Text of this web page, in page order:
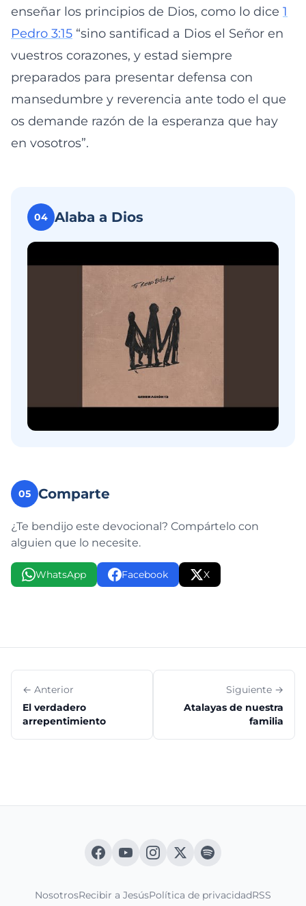
enseñar los principios de Dios, como lo dice 1
Pedro 3:15 “sino santificad a Dios el Señor en
vuestros corazones, y estad siempre
preparados para presentar defensa con
mansedumbre y reverencia ante todo el que
os demande razón de la esperanza que hay
en vosotros”.
04 Alaba a Dios
05 Comparte
¿Te bendijo este devocional? Compártelo con
alguien que lo necesite.
WhatsApp Facebook X
← Anterior
El verdadero
arrepentimiento
Siguiente →
Atalayas de nuestra
familia
NosotrosRecibir a JesúsPolítica de privacidadRSS